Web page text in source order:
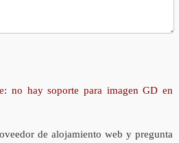
no hay soporte para imagen GD en
de alojamiento web y pregunta